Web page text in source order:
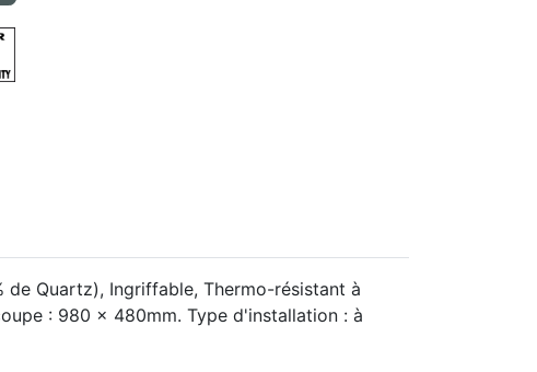
de Quartz), Ingriffable, Thermo-résistant à
: 980 x 480mm. Type d'installation : à